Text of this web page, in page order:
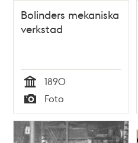
Bolinders mekaniska
verkstad
Tid
1890
Typ
Foto